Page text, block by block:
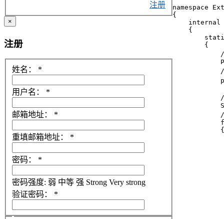
namespace
{
internal
    {
        {
            {
注册
×
注册
姓名： *
用户名： *
邮箱地址： *
重填邮箱地址： *
密码： *
密码强度: 弱 中等 强 Strong Very strong
验证密码：
*